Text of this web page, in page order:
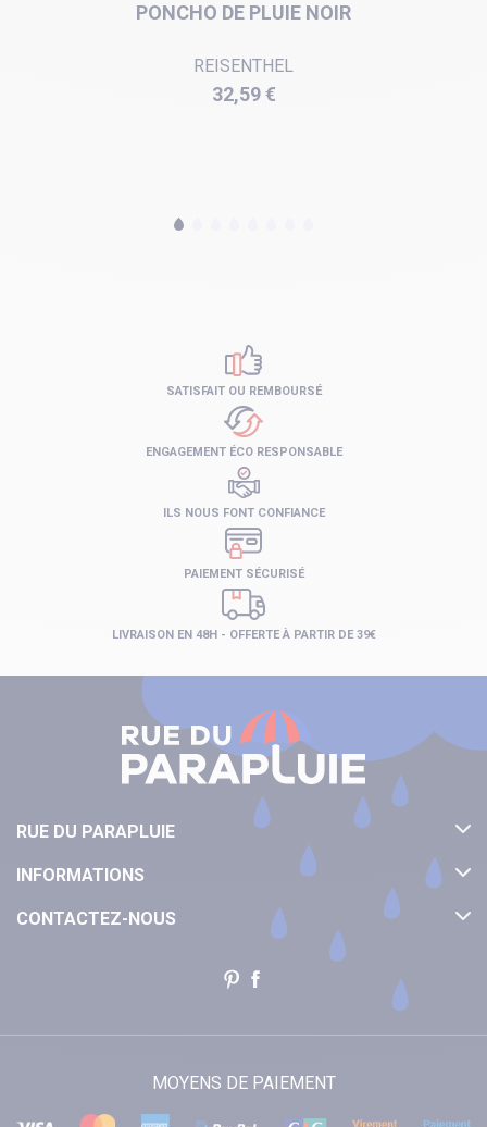
PONCHO DE PLUIE NOIR
REISENTHEL
Prix
32,59 €
LIVRAISON EN 48H - OFFERTE À PARTIR DE 39€
PAIEMENT SÉCURISÉ
SATISFAIT OU REMBOURSÉ
ENGAGEMENT ÉCO RESPONSABLE
ILS NOUS FONT CONFIANCE
RUE DU PARAPLUIE
INFORMATIONS
CONTACTEZ-NOUS
MOYENS DE PAIEMENT